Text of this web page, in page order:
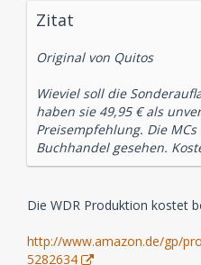
Zitat
Original von Quitos
Wieviel soll die
haben sie 49,95 € als
Preisempfehlung. Die
Buchhandel gesehen.
Die WDR Produktion kostet
http://www.amazon.de/gp/
5282634